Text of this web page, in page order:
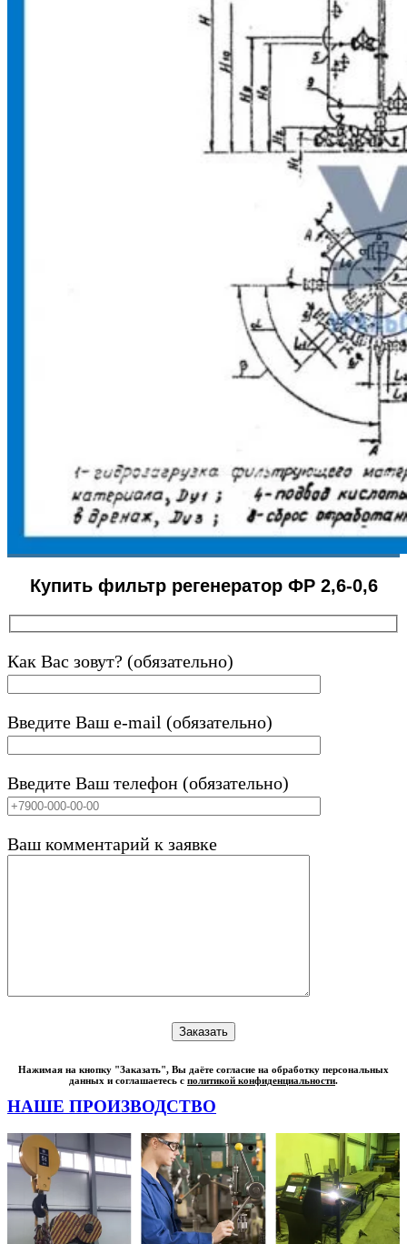
Купить фильтр регенератор ФР 2,6-0,6
Как Вас зовут? (обязательно)
Введите Ваш e-mail (обязательно)
Введите Ваш телефон (обязательно)
Ваш комментарий к заявке
Нажимая на кнопку "Заказать", Вы даёте согласие на обработку персональных
данных и соглашаетесь с политикой конфиденциальности.
НАШЕ ПРОИЗВОДСТВО